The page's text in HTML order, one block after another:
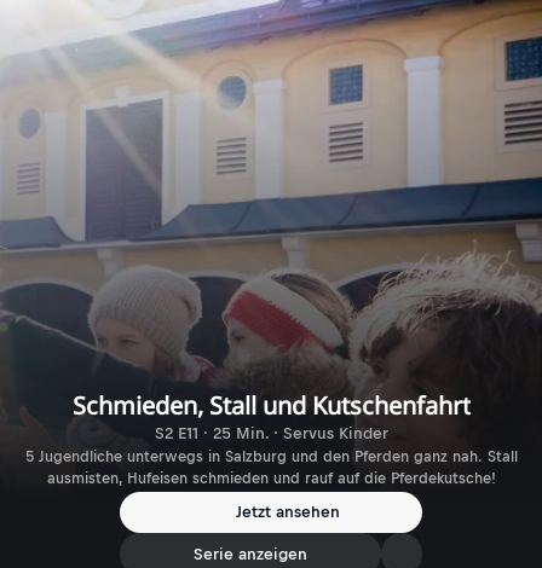
Schmieden, Stall und Kutschenfahrt
S2 E11 · 25 Min. · Servus Kinder
5 Jugendliche unterwegs in Salzburg und den Pferden ganz nah. Stall
ausmisten, Hufeisen schmieden und rauf auf die Pferdekutsche!
Jetzt ansehen
Serie anzeigen